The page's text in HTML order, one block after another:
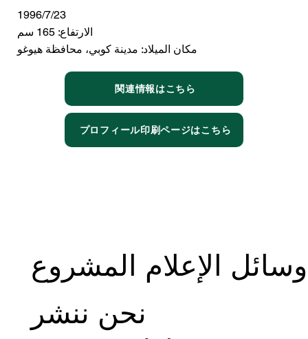
1996/7/23
الارتفاع: 165 سم
مكان الميلاد: مدينة كوبي، محافظة هيوغو
関連情報はこちら
プロフィール印刷ページはこちら
وسائل الإعلام المشروع
نحن ننشر